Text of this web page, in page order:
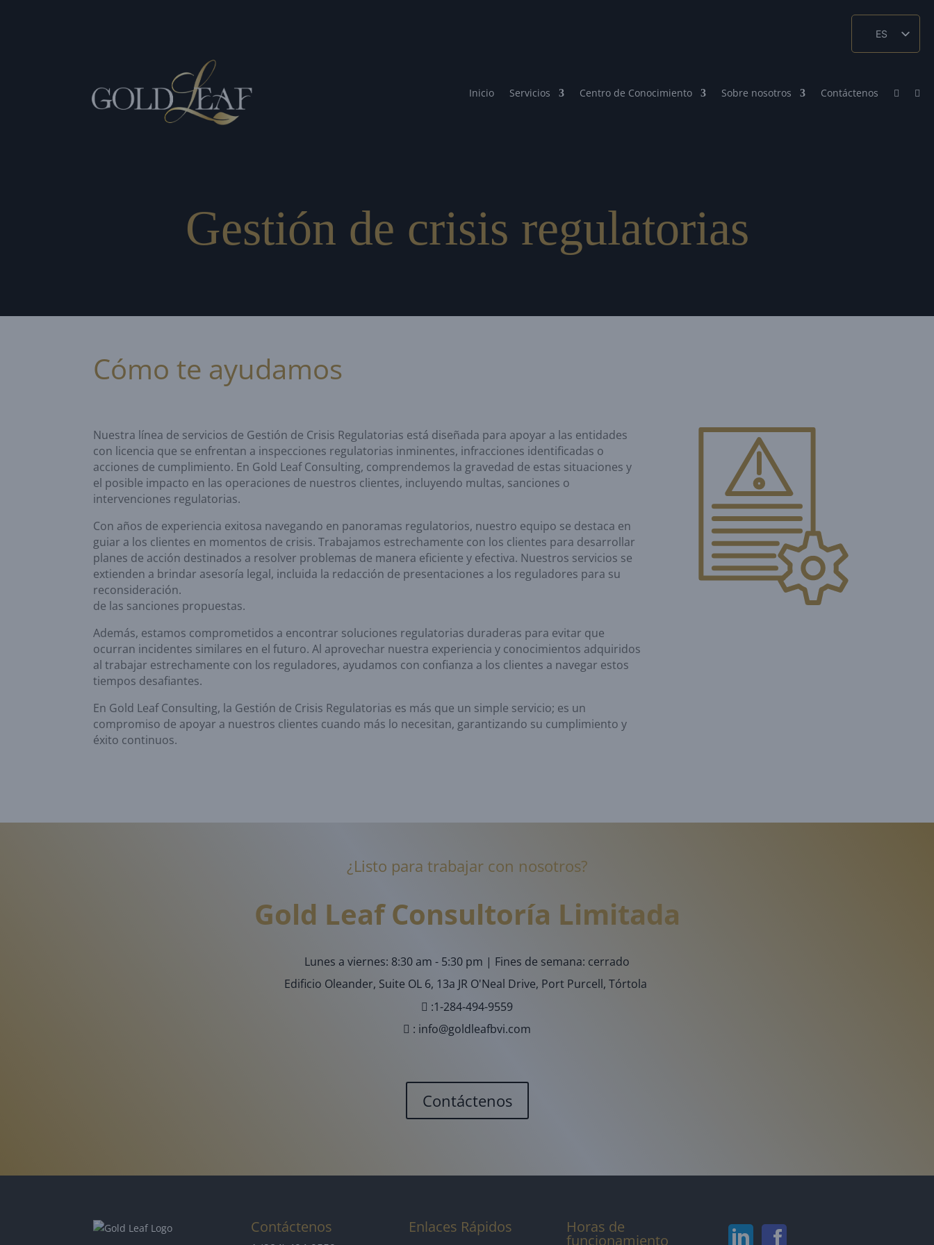
ES
EN_GB
Inicio Servicios Centro de Conocimiento Sobre nosotros Contáctenos
Gestión de crisis regulatorias
Cómo te ayudamos
Nuestra línea de servicios de Gestión de Crisis Regulatorias está diseñada para apoyar a las entidades
con licencia que se enfrentan a inspecciones regulatorias inminentes, infracciones identificadas o
acciones de cumplimiento. En Gold Leaf Consulting, comprendemos la gravedad de estas situaciones y
el posible impacto en las operaciones de nuestros clientes, incluyendo multas, sanciones o
intervenciones regulatorias.
Con años de experiencia exitosa navegando en panoramas regulatorios, nuestro equipo se destaca en
guiar a los clientes en momentos de crisis. Trabajamos estrechamente con los clientes para desarrollar
planes de acción destinados a resolver problemas de manera eficiente y efectiva. Nuestros servicios se
extienden a brindar asesoría legal, incluida la redacción de presentaciones a los reguladores para su
reconsideración.
de las sanciones propuestas.
Además, estamos comprometidos a encontrar soluciones regulatorias duraderas para evitar que
ocurran incidentes similares en el futuro. Al aprovechar nuestra experiencia y conocimientos adquiridos
al trabajar estrechamente con los reguladores, ayudamos con confianza a los clientes a navegar estos
tiempos desafiantes.
En Gold Leaf Consulting, la Gestión de Crisis Regulatorias es más que un simple servicio; es un
compromiso de apoyar a nuestros clientes cuando más lo necesitan, garantizando su cumplimiento y
éxito continuos.
¿Listo para trabajar con nosotros?
Gold LeafConsultoría Limitada
Lunes a viernes: 8:30 am - 5:30 pm | Fines de semana: cerrado
Edificio Oleander, Suite OL 6, 13a JR O'Neal Drive, Port Purcell, Tórtola
:1-284-494-9559
: info@goldleafbvi.com
Contáctenos
Contáctenos Enlaces Rápidos Horas de
funcionamiento